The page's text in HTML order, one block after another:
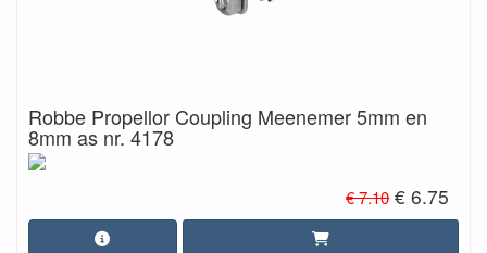
Robbe Propellor Coupling Meenemer 5mm en
8mm as nr. 4178
€ 7.10 € 6.75